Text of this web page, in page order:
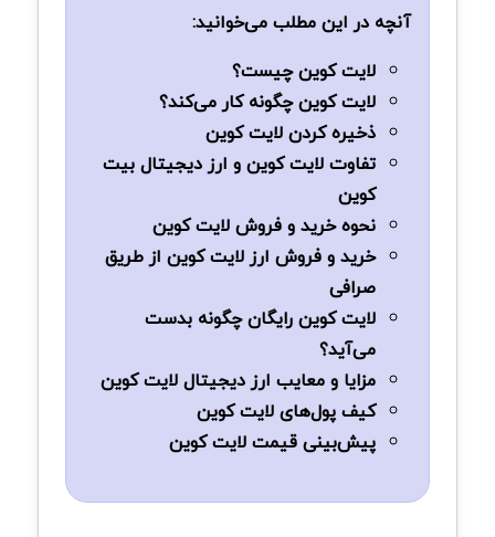
آنچه در این مطلب می‌خوانید:
لایت کوین چیست؟
لایت کوین چگونه کار می‌کند؟
ذخیره کردن لایت کوین
تفاوت لایت کوین و ارز دیجیتال بیت
کوین
نحوه خرید و فروش لایت کوین
خرید و فروش ارز لایت کوین از طریق
صرافی
لایت کوین رایگان چگونه بدست
می‌آید؟
مزایا و معایب ارز دیجیتال لایت کوین
کیف پول‌های لایت کوین
پیش‌بینی قیمت لایت کوین